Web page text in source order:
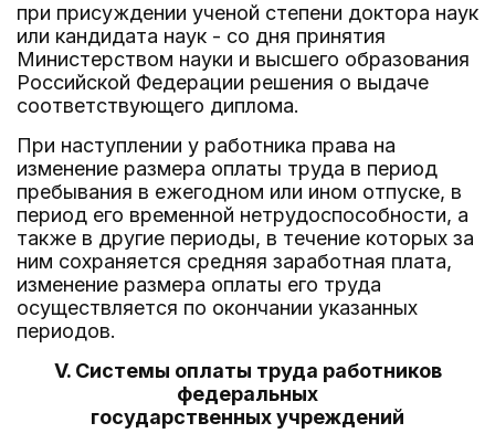
при присуждении ученой степени доктора наук
или кандидата наук - со дня принятия
Министерством науки и высшего образования
Российской Федерации решения о выдаче
соответствующего диплома.
При наступлении у работника права на
изменение размера оплаты труда в период
пребывания в ежегодном или ином отпуске, в
период его временной нетрудоспособности, а
также в другие периоды, в течение которых за
ним сохраняется средняя заработная плата,
изменение размера оплаты его труда
осуществляется по окончании указанных
периодов.
V. Системы оплаты труда работников
федеральных
государственных учреждений